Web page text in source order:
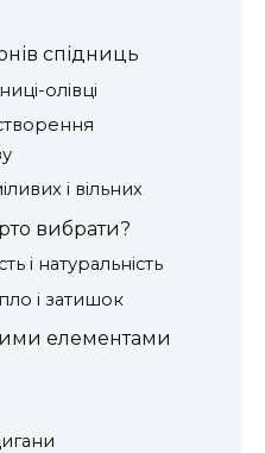
спідниць
олівці
і вільних
вибрати?
і натуральність
і затишок
елементами